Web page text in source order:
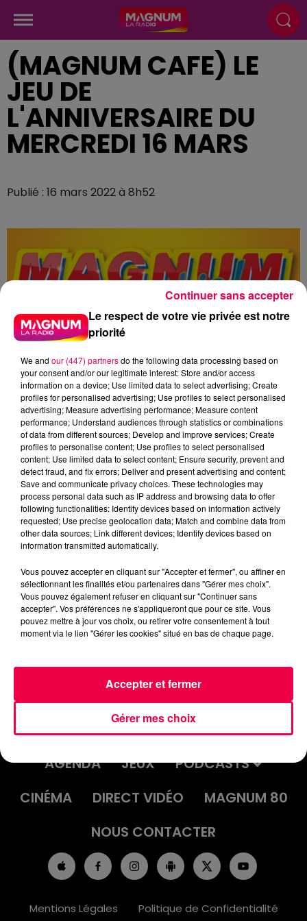
(MAGNUM CAFE) LE
JEU DE
L'ANNIVERSAIRE DU
MERCREDI 16 MARS
Publié : 16 mars 2022 à 8h52
Flash infos
Crédit :Flash infos
podcasts/2022/03/2022-03-16-09-52-
45_20220316_ANNIVERSAIRES.mp3
ACCUEIL INFOS
EMISSIONS
AGENDA
JEUX
PODCASTS
CINÉMA
DIRECT VIDÉO
MAGNUM 80
NOUS CONTACTER
Mentions Légales Politique de Confidentialité
Le respect de votre vie privée est notre
priorité
We and our (447) partnersdo the following data processing based on
your consent and/or our legitimate interest: Store and/or access
information on a device; Use limited data to select advertising; Create
profiles for personalised advertising; Use profiles to select personalised
advertising; Measure advertising performance; Measure content
performance; Understand audiences through statistics or combinations
of data from different sources; Develop and improve services; Create
profiles to personalise content; Use profiles to select personalised
content; Use limited data to select content; Ensure security, prevent and
detect fraud, and fix errors; Deliver and present advertising and content;
Save and communicate privacy choices. These technologies may
process personal data such as IP address and browsing data to offer
following functionalities: Identify devices based on information actively
requested; Use precise geolocation data; Match and combine data from
other data sources; Link different devices; Identify devices based on
information transmitted automatically.
Vous pouvez accepter en cliquant sur "Accepter et fermer", ou affiner en
sélectionnant les finalités et/ou partenaires dans "Gérer mes choix".
Vous pouvez également refuser en cliquant sur "Continuer sans
accepter". Vos préférences ne s'appliqueront que pour ce site. Vous
pouvez mettre à jour vos choix, ou retirer votre consentement à tout
moment via le lien "Gérer les cookies" situé en bas de chaque page.
Gérer mes choix
Accepter et fermer
Continuer sans accepter